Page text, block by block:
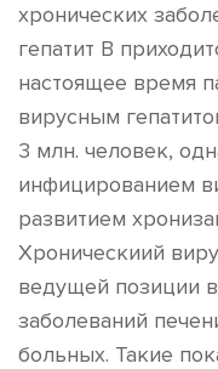
хронических
гепатит В
настоящее время
вирусным
3 млн. человек,
инфицированием
развитием
Хроническиий
ведущей позиции
заболеваний
больных. Такие